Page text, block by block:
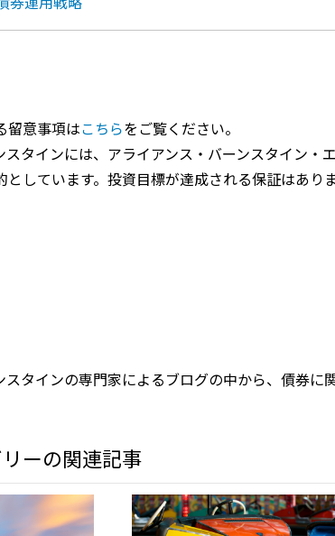
留意事項はこちらをご覧ください。
スタインには、アライアンス・バーンスタイン・
しています。投資目標が達成される保証はありま
タインの専門家によるブログの中から、債券に
リーの関連記事